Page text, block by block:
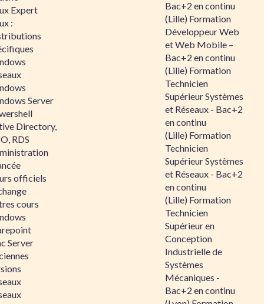
Expert
:
Server
Directory,
RDS
officiels
cours
Server
Bac+2 en continu
(Lille) Formation
Développeur Web
et Web Mobile –
Bac+2 en continu
(Lille) Formation
Technicien
Supérieur Systèmes
et Réseaux - Bac+2
en continu
(Lille) Formation
Technicien
Supérieur Systèmes
et Réseaux - Bac+2
en continu
(Lille) Formation
Technicien
Supérieur en
Conception
Industrielle de
Systèmes
Mécaniques -
Bac+2 en continu